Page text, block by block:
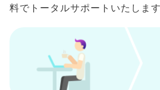
料でトータルサポートいたします